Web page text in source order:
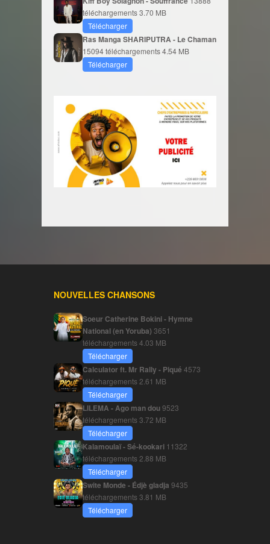
téléchargements3.70 MB
Télécharger
Ras Manga SHARIPUTRA - Le Chaman
15094 téléchargements4.54 MB
Télécharger
NOUVELLES CHANSONS
Soeur Catherine Bokini - Hymne
National (en Yoruba) 3651
téléchargements4.03 MB
Télécharger
Calculator ft. Mr Rally - Piqué 4573
téléchargements 2.61 MB
Télécharger
LILEMA - Ago man dou9523
téléchargements3.72 MB
Télécharger
Kalamoulaï - Sé-kookari 11322
téléchargements 2.88 MB
Télécharger
Swite Monde - Édjè gladja 9435
téléchargements3.81 MB
Télécharger